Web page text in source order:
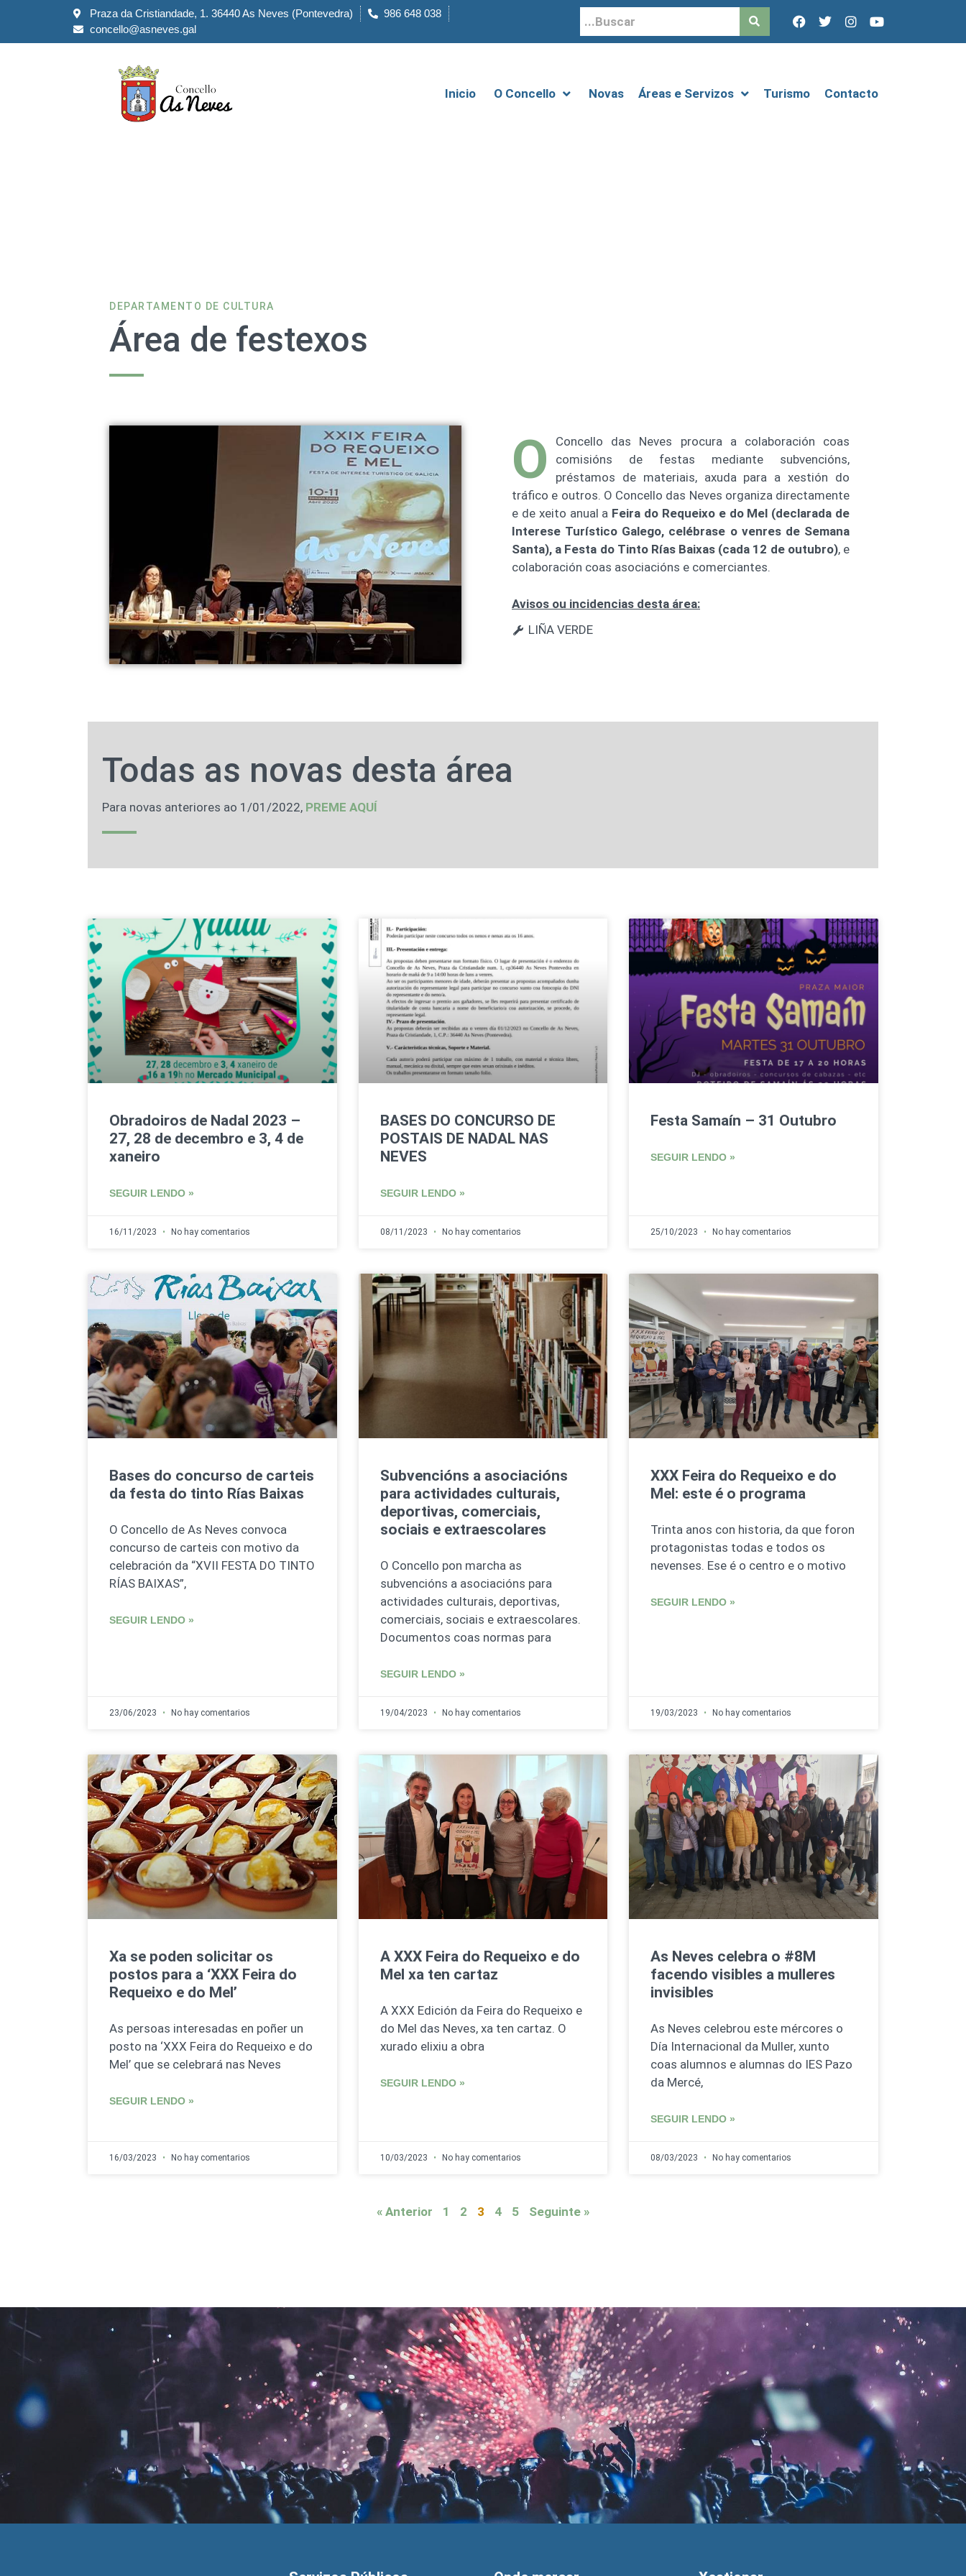
Praza da Cristiandade, 1. 36440 As Neves (Pontevedra)
986 648 038
concello@asneves.gal
Inicio O Concello Novas Áreas e Servizos Turismo Contacto
DEPARTAMENTO DE CULTURA
Área de festexos
O
Concello das Neves procura a colaboración coas
comisións de festas mediante subvencións,
préstamos de materiais, axuda para a xestión do
tráfico e outros. O Concello das Neves organiza directamente
e de xeito anual a Feira do Requeixo e do Mel (declarada de
Interese Turístico Galego, celébrase o venres de Semana
Santa), a Festa do Tinto Rías Baixas (cada 12 de outubro), e
colaboración coas asociacións e comerciantes.
Avisos ou incidencias desta área:
LIÑA VERDE
Todas as novas desta área
Para novas anteriores ao 1/01/2022, PREME AQUÍ
Obradoiros de Nadal 2023 –
27, 28 de decembro e 3, 4 de
xaneiro
SEGUIR LENDO »
16/11/2023 No hay comentarios
BASES DO CONCURSO DE
POSTAIS DE NADAL NAS
NEVES
SEGUIR LENDO »
08/11/2023 No hay comentarios
Festa Samaín – 31 Outubro
SEGUIR LENDO »
25/10/2023 No hay comentarios
Bases do concurso de carteis
da festa do tinto Rías Baixas
O Concello de As Neves convoca
concurso de carteis con motivo da
celebración da “XVII FESTA DO TINTO
RÍAS BAIXAS”,
SEGUIR LENDO »
23/06/2023 No hay comentarios
Subvencións a asociacións
para actividades culturais,
deportivas, comerciais,
sociais e extraescolares
O Concello pon marcha as
subvencións a asociacións para
actividades culturais, deportivas,
comerciais, sociais e extraescolares.
Documentos coas normas para
SEGUIR LENDO »
19/04/2023 No hay comentarios
XXX Feira do Requeixo e do
Mel: este é o programa
Trinta anos con historia, da que foron
protagonistas todas e todos os
nevenses. Ese é o centro e o motivo
SEGUIR LENDO »
19/03/2023 No hay comentarios
Xa se poden solicitar os
postos para a ‘XXX Feira do
Requeixo e do Mel’
As persoas interesadas en poñer un
posto na ‘XXX Feira do Requeixo e do
Mel’ que se celebrará nas Neves
SEGUIR LENDO »
16/03/2023 No hay comentarios
A XXX Feira do Requeixo e do
Mel xa ten cartaz
A XXX Edición da Feira do Requeixo e
do Mel das Neves, xa ten cartaz. O
xurado elixiu a obra
SEGUIR LENDO »
10/03/2023 No hay comentarios
As Neves celebra o #8M
facendo visibles a mulleres
invisibles
As Neves celebrou este mércores o
Día Internacional da Muller, xunto
coas alumnos e alumnas do IES Pazo
da Mercé,
SEGUIR LENDO »
08/03/2023 No hay comentarios
« Anterior 1 2 3 4 5 Seguinte »